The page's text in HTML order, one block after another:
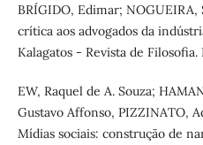
BRÍGIDO, Edimar;
crítica aos advogados da
Kalagatos - Revista de Filosofia.
EW, Raquel de A. Souza;
Gustavo Affonso, PIZZINATO,
Mídias sociais: construção de